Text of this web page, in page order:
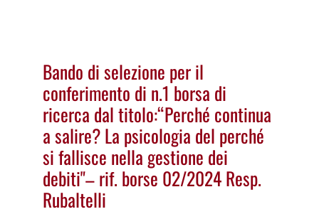
Bando di selezione per il
conferimento di n.1 borsa di
ricerca dal titolo:“Perché continua
a salire? La psicologia del perché
si fallisce nella gestione dei
debiti"– rif. borse 02/2024 Resp.
Rubaltelli